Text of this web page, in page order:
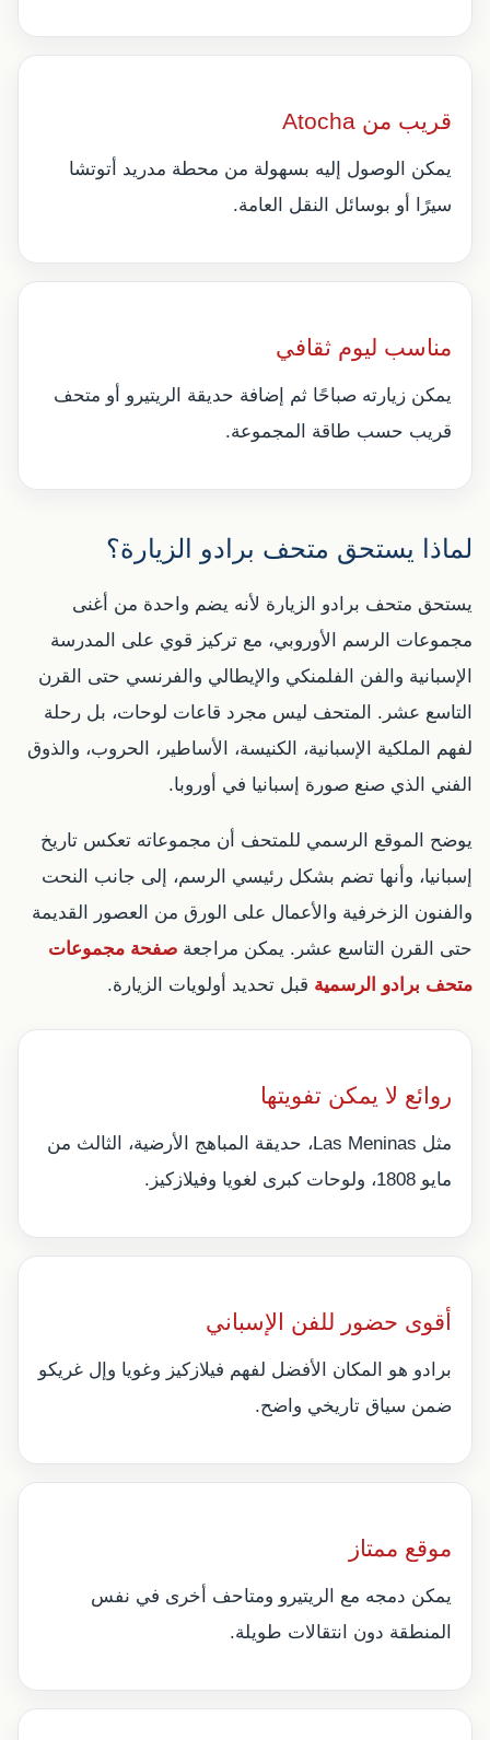
قريب من Atocha
يمكن الوصول إليه بسهولة من محطة مدريد أتوتشا
سيرًا أو بوسائل النقل العامة.
مناسب ليوم ثقافي
يمكن زيارته صباحًا ثم إضافة حديقة الريتيرو أو متحف
قريب حسب طاقة المجموعة.
لماذا يستحق متحف برادو الزيارة؟
يستحق متحف برادو الزيارة لأنه يضم واحدة من أغنى
مجموعات الرسم الأوروبي، مع تركيز قوي على المدرسة
الإسبانية والفن الفلمنكي والإيطالي والفرنسي حتى القرن
التاسع عشر. المتحف ليس مجرد قاعات لوحات، بل رحلة
لفهم الملكية الإسبانية، الكنيسة، الأساطير، الحروب، والذوق
الفني الذي صنع صورة إسبانيا في أوروبا.
يوضح الموقع الرسمي للمتحف أن مجموعاته تعكس تاريخ
إسبانيا، وأنها تضم بشكل رئيسي الرسم، إلى جانب النحت
والفنون الزخرفية والأعمال على الورق من العصور القديمة
حتى القرن التاسع عشر. يمكن مراجعة صفحة مجموعات
متحف برادو الرسمية قبل تحديد أولويات الزيارة.
روائع لا يمكن تفويتها
مثل Las Meninas، حديقة المباهج الأرضية، الثالث من
مايو 1808، ولوحات كبرى لغويا وفيلازكيز.
أقوى حضور للفن الإسباني
برادو هو المكان الأفضل لفهم فيلازكيز وغويا وإل غريكو
ضمن سياق تاريخي واضح.
موقع ممتاز
يمكن دمجه مع الريتيرو ومتاحف أخرى في نفس
المنطقة دون انتقالات طويلة.